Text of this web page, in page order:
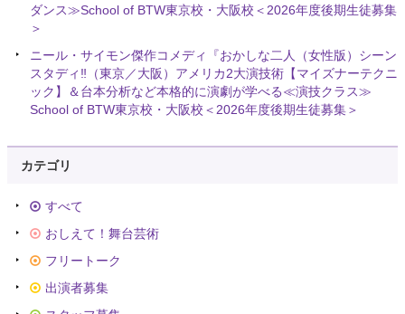
ダンス≫School of BTW東京校・大阪校＜2026年度後期生徒募集
＞
ニール・サイモン傑作コメディ『おかしな二人（女性版）シーン
スタディ‼️（東京／大阪）アメリカ2大演技術【マイズナーテクニ
ック】＆台本分析など本格的に演劇が学べる≪演技クラス≫
School of BTW東京校・大阪校＜2026年度後期生徒募集＞
カテゴリ
すべて
おしえて！舞台芸術
フリートーク
出演者募集